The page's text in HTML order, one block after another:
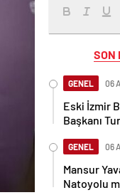
SON
GENEL 06
Eski İzmir
Başkanı
GENEL 06
Mansur
Natoyolu